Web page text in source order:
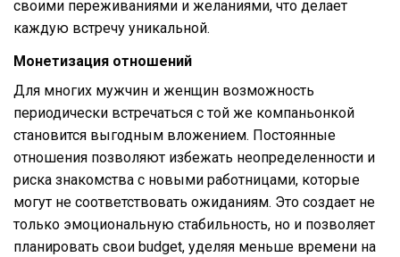
своими переживаниями и желаниями, что делает
каждую встречу уникальной.
Монетизация отношений
Для многих мужчин и женщин возможность
периодически встречаться с той же компаньонкой
становится выгодным вложением. Постоянные
отношения позволяют избежать неопределенности и
риска знакомства с новыми работницами, которые
могут не соответствовать ожиданиям. Это создает не
только эмоциональную стабильность, но и позволяет
планировать свои budget, уделяя меньше времени на